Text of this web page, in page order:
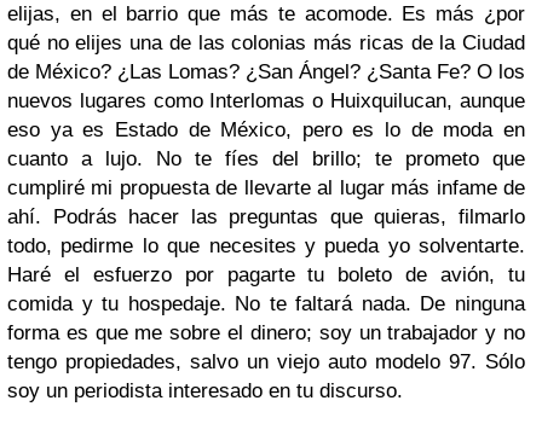
elijas, en el barrio que más te acomode. Es más ¿por
qué no elijes una de las colonias más ricas de la Ciudad
de México? ¿Las Lomas? ¿San Ángel? ¿Santa Fe? O los
nuevos lugares como Interlomas o Huixquilucan, aunque
eso ya es Estado de México, pero es lo de moda en
cuanto a lujo. No te fíes del brillo; te prometo que
cumpliré mi propuesta de llevarte al lugar más infame de
ahí. Podrás hacer las preguntas que quieras, filmarlo
todo, pedirme lo que necesites y pueda yo solventarte.
Haré el esfuerzo por pagarte tu boleto de avión, tu
comida y tu hospedaje. No te faltará nada. De ninguna
forma es que me sobre el dinero; soy un trabajador y no
tengo propiedades, salvo un viejo auto modelo 97. Sólo
soy un periodista interesado en tu discurso.